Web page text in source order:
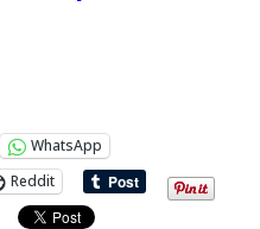
WhatsApp
Reddit